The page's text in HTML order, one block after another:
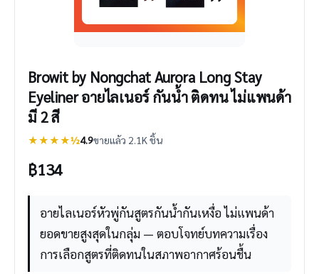
Browit by Nongchat Aurora Long Stay
Eyeliner อายไลเนอร์ กันน้ำ ติดทน ไม่แพนด้า
มี 2 สี
★★★★½4.9ขายแล้ว 2.1K ชิ้น
฿134
อายไลเนอร์หัวพู่กันสูตรกันน้ำกันเหงื่อ ไม่แพนด้า
ยอดขายสูงสุดในกลุ่ม — ตอบโจทย์บทความเรื่อง
การเลือกสูตรที่ติดทนในสภาพอากาศร้อนชื้น